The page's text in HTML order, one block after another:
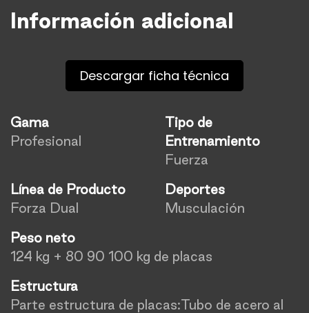
Información adicional
Descargar ficha técnica
Gama
Profesional
Tipo de
Entrenamiento
Fuerza
Línea de Producto
Forza Dual
Deportes
Musculación
Peso neto
124 kg + 80 90 100 kg de placas
Estructura
Parte estructura de placas:Tubo de acero al